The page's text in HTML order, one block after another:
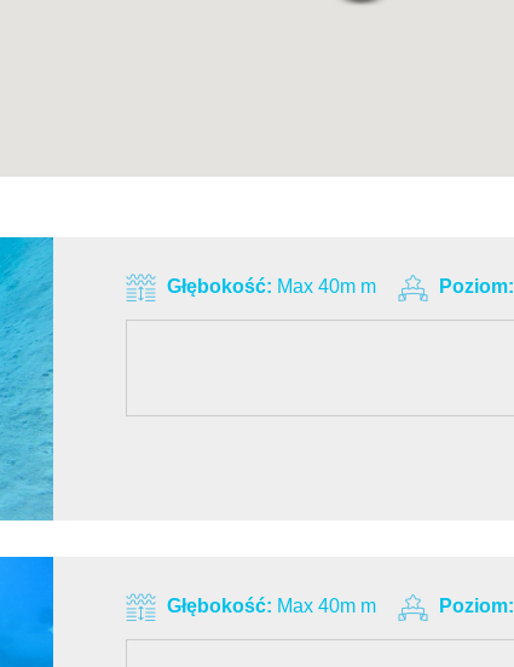
Głębokość: Max 40m m Poziom:
Głębokość: Max 40m m Poziom: